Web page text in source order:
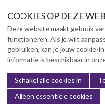
Menu
COOKIES OP DEZE
Deze website maakt gebruik
functioneren. Als je wilt
gebruiken, kan je jouw cookie-
informatie is beschikbaar in
Schakel alle cookies in
Alleen essentiële cookies